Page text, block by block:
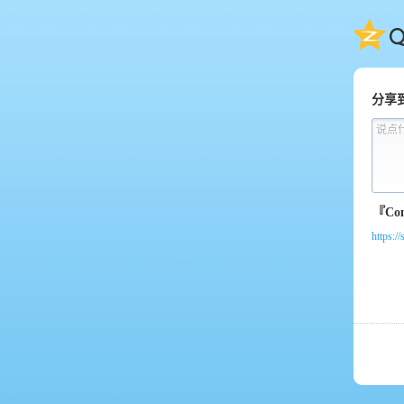
QQ
分享
说点
https://